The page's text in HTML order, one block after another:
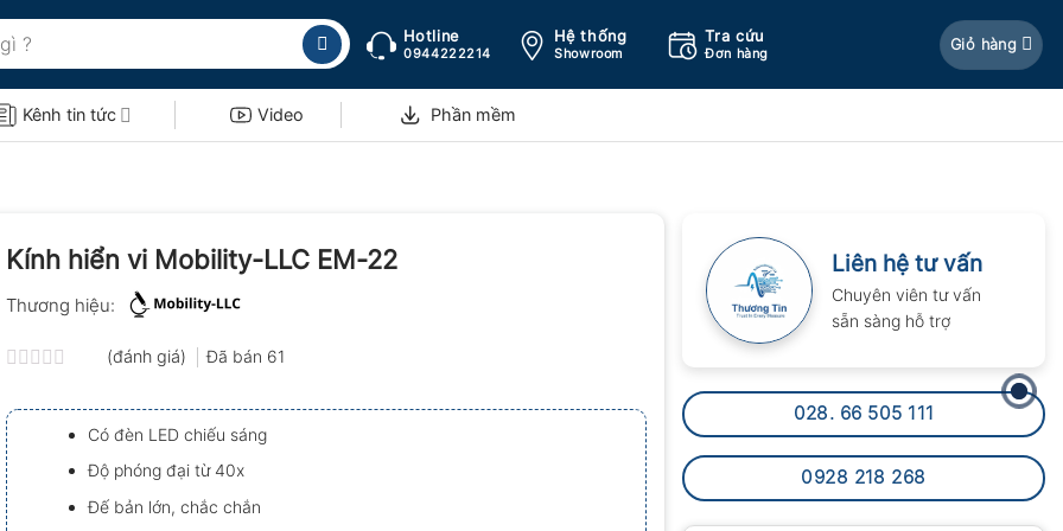
Hotline
0944222214
Hệ thống
Showroom
Tra cứu
Đơn hàng
Giỏ hàng
Kênh tin tức Video Phần mềm
Liên hệ tư vấn
Chuyên viên tư vấn
sẵn sàng hỗ trợ
028. 66 505 111
0928 218 268
Kính hiển vi Mobility-LLC EM-22
Thương hiệu:
xếp
hạng
0.0
5
sao
(đánh giá) Đã bán 61
Có đèn LED chiếu sáng
Độ phóng đại từ 40x
Đế bản lớn, chắc chắn